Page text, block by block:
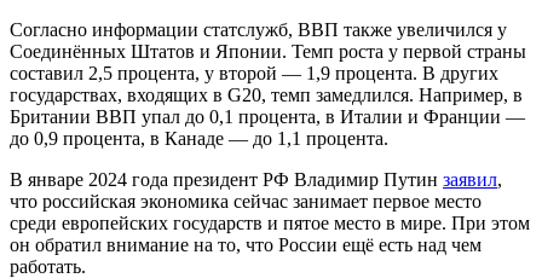
Согласно информации статслужб, ВВП также увеличился у
Соединённых Штатов и Японии. Темп роста у первой страны
составил 2,5 процента, у второй — 1,9 процента. В других
государствах, входящих в G20, темп замедлился. Например, в
Британии ВВП упал до 0,1 процента, в Италии и Франции —
до 0,9 процента, в Канаде — до 1,1 процента.
В январе 2024 года президент РФ Владимир Путин заявил,
что российская экономика сейчас занимает первое место
среди европейских государств и пятое место в мире. При этом
он обратил внимание на то, что России ещё есть над чем
работать.